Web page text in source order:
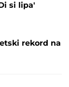
si lipa'
rekord na